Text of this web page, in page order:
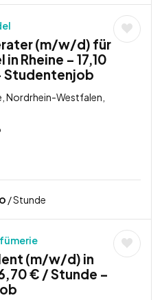
(m/w/d) für
Rheine – 17,10
Nordrhein-Westfalen,
/ Stunde
(m/w/d) in
€ / Stunde –